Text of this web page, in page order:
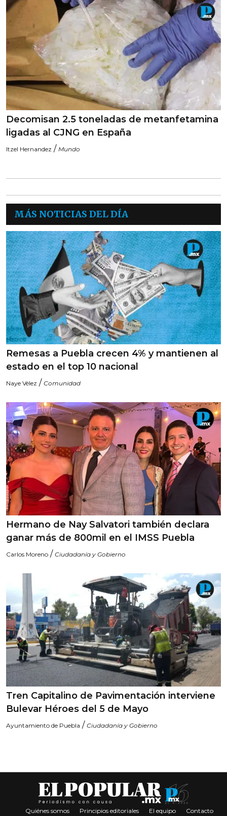
Decomisan 2.5 toneladas de metanfetamina
ligadas al CJNG en España
Itzel Hernandez / Mundo
MÁS NOTICIAS DEL DÍA
Remesas a Puebla crecen 4% y mantienen al
estado en el top 10 nacional
Naye Vélez / Comunidad
Hermano de Nay Salvatori también declara
ganar más de 800mil en el IMSS Puebla
Carlos Moreno / Ciudadanía y Gobierno
Tren Capitalino de Pavimentación interviene
Bulevar Héroes del 5 de Mayo
Ayuntamiento de Puebla / Ciudadanía y Gobierno
Quiénes somos Principios editoriales El equipo Contacto